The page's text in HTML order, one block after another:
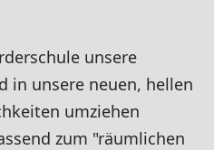
unsere
in unsere neuen, hellen
umziehen
zum "räumlichen